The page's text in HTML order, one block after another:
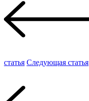
статья Следующая статья